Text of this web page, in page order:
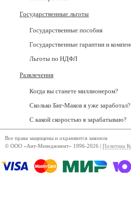
Государственные льготы
Государственные пособия
Государственные гарантии и
Льготы по НДФЛ
Развлечения
Когда вы станете миллионером?
Сколько Биг-Маков я уже заработал?
С какой скоростью я зарабатываю?
Все права защищены и охраняются законом
© ООО «Ант-Менеджмент» 1996-2026 | Политика